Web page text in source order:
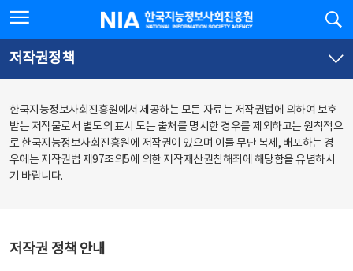
문
로
가
체
뉴
바
가
한국지능정보사회진흥원
저작권정책
한국지능정보사회진흥원에서 제공하는 모든 자료는 저작권법에 의하여 보호
받는 저작물로서 별도의 표시 도는 출처를 명시한 경우를 제외하고는 원칙적으
로 한국지능정보사회진흥원에 저작권이 있으며 이를 무단 복제, 배포하는 경
우에는 저작권법 제97조의5에 의한 저작재산권침해죄에 해당함을 유념하시
기 바랍니다.
저작권 정책 안내